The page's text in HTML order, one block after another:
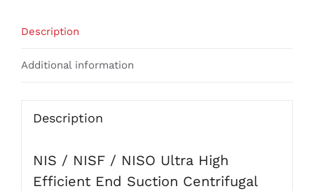
Description
Additional information
Description
NIS / NISF / NISO Ultra High
Efficient End Suction Centrifugal